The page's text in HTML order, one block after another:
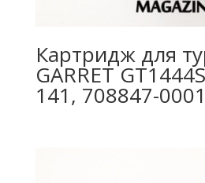
Картридж для
GARRET
141, 708847-